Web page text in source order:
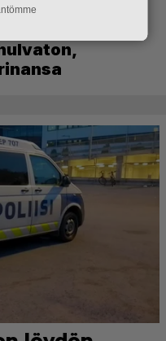
kokea
– jokaisella